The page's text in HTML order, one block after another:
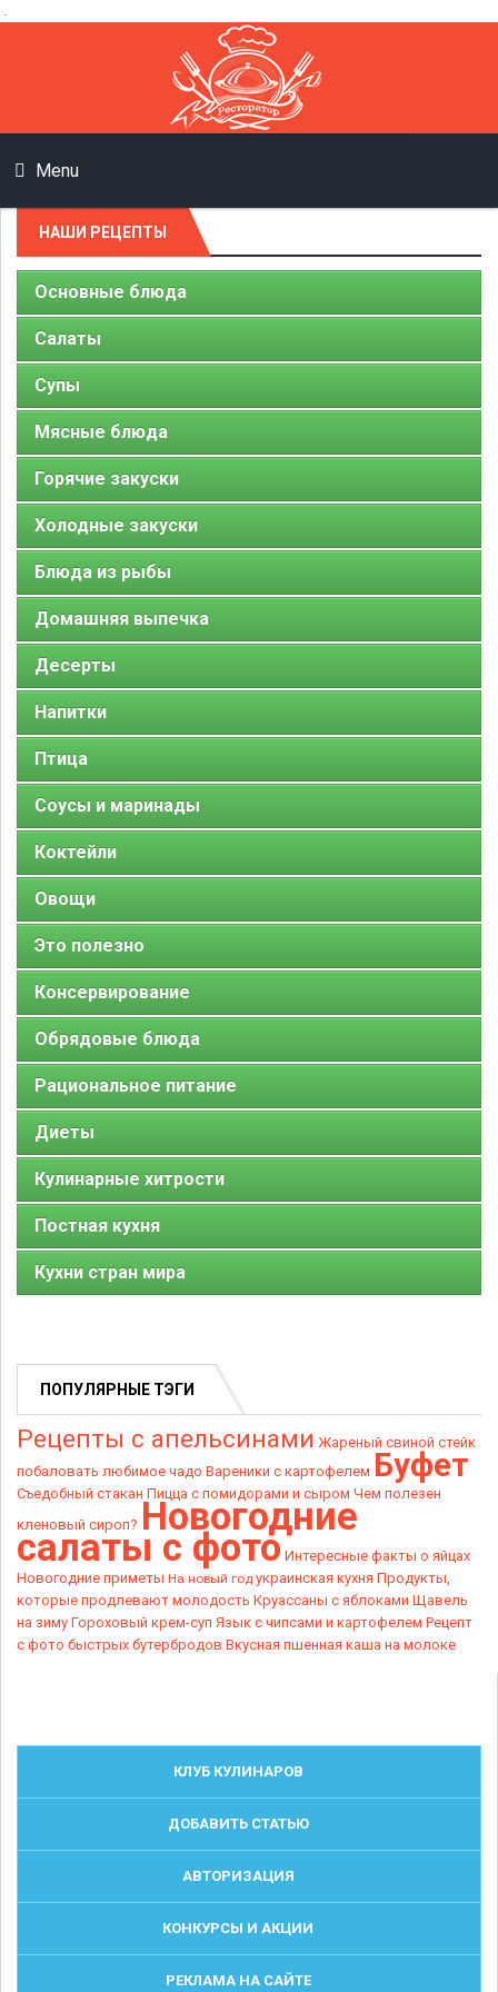
.
Menu
НАШИ РЕЦЕПТЫ
Основные блюда
Салаты
Супы
Мясные блюда
Горячие закуски
Холодные закуски
Блюда из рыбы
Домашняя выпечка
Десерты
Напитки
Птица
Соусы и маринады
Коктейли
Овощи
Это полезно
Консервирование
Обрядовые блюда
Рациональное питание
Диеты
Кулинарные хитрости
Постная кухня
Кухни стран мира
ПОПУЛЯРНЫЕ ТЭГИ
Рецепты с апельсинами Жареный свиной стейк
побаловать любимое чадо Вареники с картофелем Буфет
Съедобный стакан Пицца с помидорами и сыром Чем полезен
кленовый сироп? Новогодние
салаты с фото Интересные факты о яйцах
Новогодние приметы На новый год украинская кухня Продукты,
которые продлевают молодость Круассаны с яблоками Щавель
на зиму Гороховый крем-суп Язык с чипсами и картофелем Рецепт
с фото быстрых бутербродов Вкусная пшенная каша на молоке
КЛУБ КУЛИНАРОВ
ДОБАВИТЬ СТАТЬЮ
АВТОРИЗАЦИЯ
КОНКУРСЫ И АКЦИИ
РЕКЛАМА НА САЙТЕ